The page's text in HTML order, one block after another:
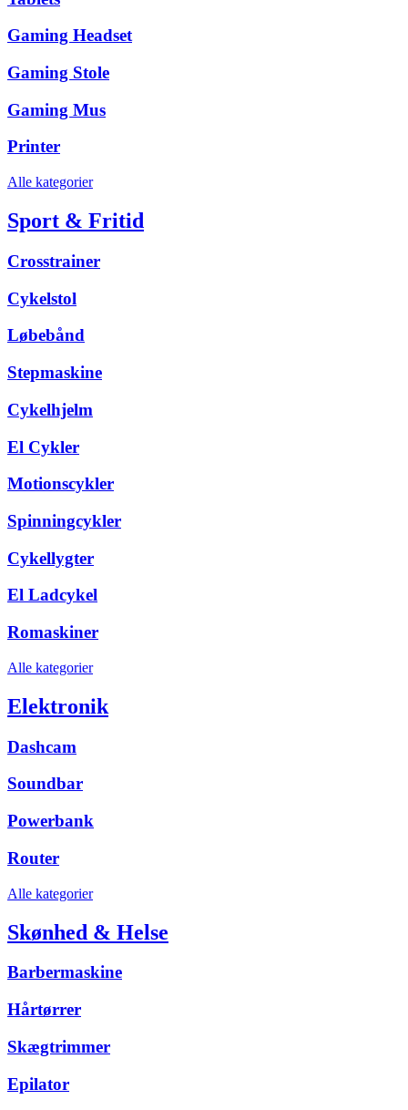
Gaming Headset
Gaming Stole
Gaming Mus
Printer
Alle kategorier
Sport & Fritid
Crosstrainer
Cykelstol
Løbebånd
Stepmaskine
Cykelhjelm
El Cykler
Motionscykler
Spinningcykler
Cykellygter
El Ladcykel
Romaskiner
Alle kategorier
Elektronik
Dashcam
Soundbar
Powerbank
Router
Alle kategorier
Skønhed & Helse
Barbermaskine
Hårtørrer
Skægtrimmer
Epilator